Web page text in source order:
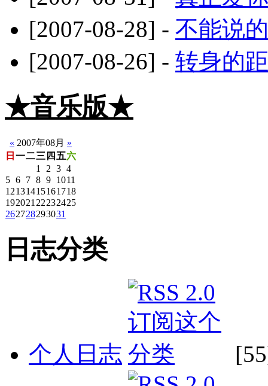
[2007-08-28] - 不能说
[2007-08-26] - 转身的
★音乐版★
« 2007年08月 »
日 一二三 四 五六
1
2 3 4
5 6 7 8 9 1011
12131415161718
192021 22232425
262728293031
日志分类
个人日志